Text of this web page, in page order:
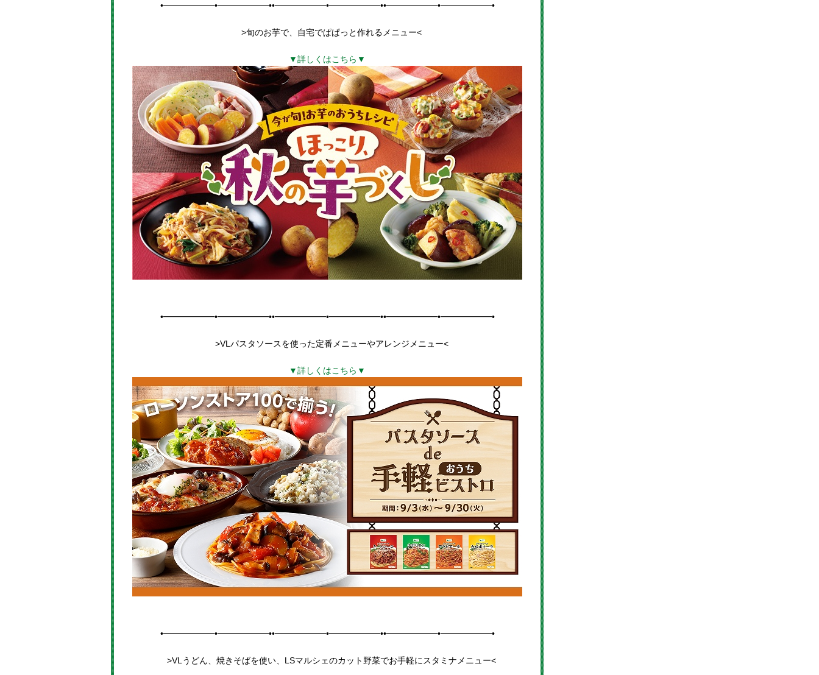
•━━━━━━•━━━━━━••━━━━━━•━━━━━━••━━━━━━•━━━━━━•
>旬のお芋で、自宅でぱぱっと作れる メニュー<
▼詳しくはこちら▼
•━━━━━━•━━━━━━••━━━━━━•━━━━━━••━━━━━━•━━━━━━•
>VL パスタソースを使った定番メニューやアレンジメニュー<
▼詳しくはこちら▼
•━━━━━━•━━━━━━••━━━━━━•━━━━━━••━━━━━━•━━━━━━•
>VLうどん、焼きそばを使い、LSマルシェのカット野菜でお手軽にスタミナメニュー<